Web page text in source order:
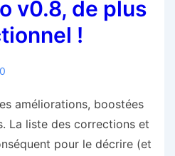
v0.8, de plus
!
améliorations, boostées
La liste des corrections et
pour le décrire (et